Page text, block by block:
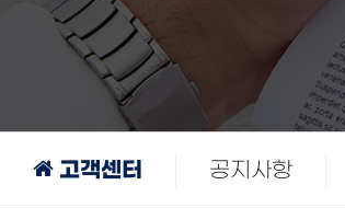
고객센터 공지사항